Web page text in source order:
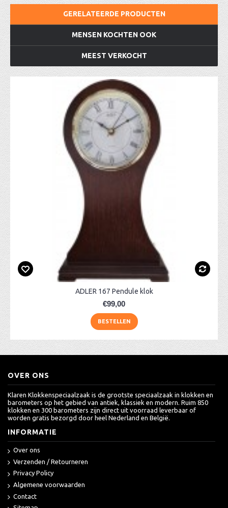
GERELATEERDE PRODUCTEN
MENSEN KOCHTEN OOK
MEEST VERKOCHT
ADLER 167 Pendule klok
€99,00
BESTELLEN
OVER ONS
Klaren Klokkenspeciaalzaak is de grootste speciaalzaak in klokken en
barometers op het gebied van antiek, klassiek en modern. Ruim 850
klokken en 300 barometers zijn direct uit voorraad leverbaar of
worden gratis bezorgd door heel Nederland en België.
INFORMATIE
Over ons
Verzenden / Retourneren
Privacy Policy
Algemene voorwaarden
Contact